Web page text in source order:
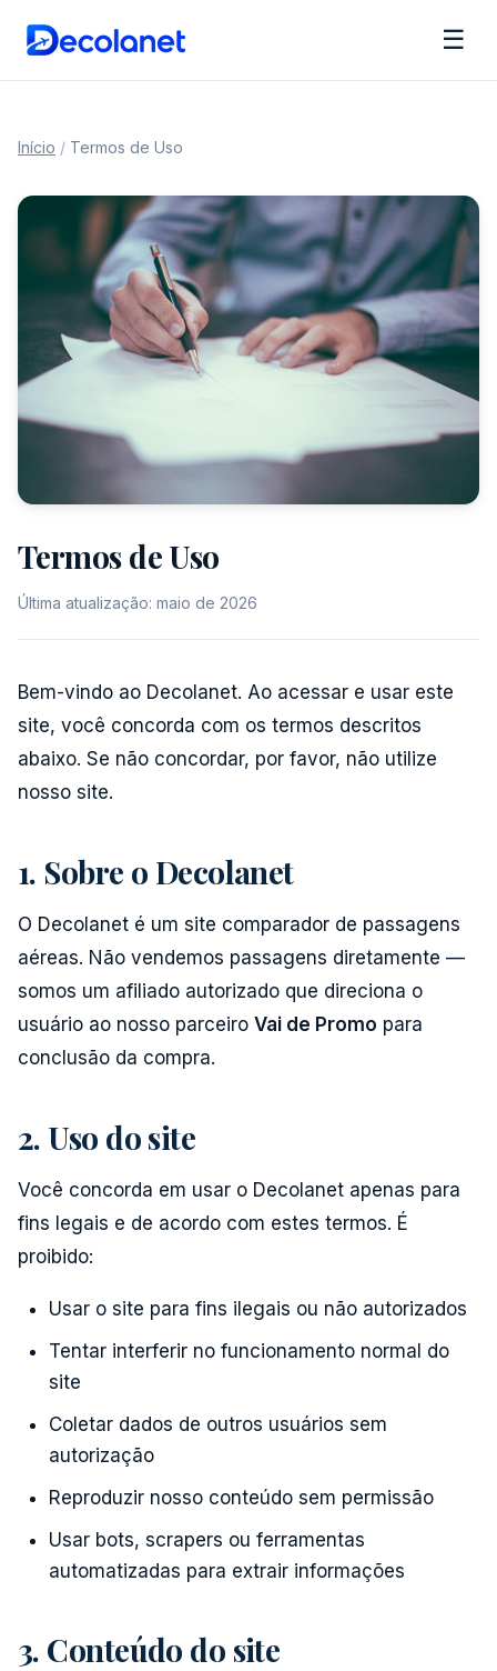
☰
Início / Termos de Uso
Termos de Uso
Última atualização: maio de 2026
Bem-vindo ao Decolanet. Ao acessar e usar este
site, você concorda com os termos descritos
abaixo. Se não concordar, por favor, não utilize
nosso site.
1. Sobre o Decolanet
O Decolanet é um site comparador de passagens
aéreas. Não vendemos passagens diretamente —
somos um afiliado autorizado que direciona o
usuário ao nosso parceiro Vai de Promo para
conclusão da compra.
2. Uso do site
Você concorda em usar o Decolanet apenas para
fins legais e de acordo com estes termos. É
proibido:
Usar o site para fins ilegais ou não autorizados
Tentar interferir no funcionamento normal do
site
Coletar dados de outros usuários sem
autorização
Reproduzir nosso conteúdo sem permissão
Usar bots, scrapers ou ferramentas
automatizadas para extrair informações
3. Conteúdo do site